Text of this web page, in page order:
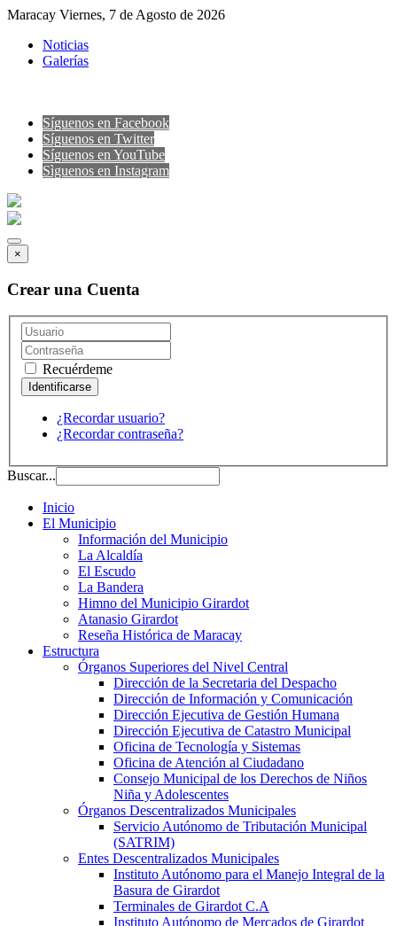
Maracay Viernes, 7 de Agosto de 2026
Noticias
Galerías
Síguenos en Facebook
Síguenos en Twitter
Síguenos en YouTube
Sìguenos en Instagram
×
Crear una Cuenta
Recuérdeme
¿Recordar usuario?
¿Recordar contraseña?
Buscar...
Inicio
El Municipio
Información del Municipio
La Alcaldía
El Escudo
La Bandera
Himno del Municipio Girardot
Atanasio Girardot
Reseña Histórica de Maracay
Estructura
Órganos Superiores del Nivel Central
Dirección de la Secretaria del Despacho
Dirección de Información y Comunicación
Dirección Ejecutiva de Gestión Humana
Dirección Ejecutiva de Catastro Municipal
Oficina de Tecnología y Sistemas
Oficina de Atención al Ciudadano
Consejo Municipal de los Derechos de Niños
Niña y Adolescentes
Órganos Descentralizados Municipales
Servicio Autónomo de Tributación Municipal
(SATRIM)
Entes Descentralizados Municipales
Instituto Autónomo para el Manejo Integral de la
Basura de Girardot
Terminales de Girardot C.A
Instituto Autónomo de Mercados de Girardot